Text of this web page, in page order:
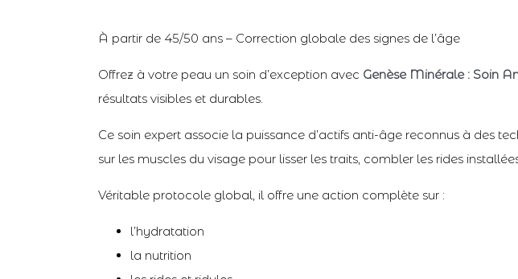
À partir de 45/50 ans – Correction globale des signes de l’âge
Offrez à votre peau un soin d’exception avec Genèse Minérale : Soin
résultats visibles et durables.
Ce soin expert associe la puissance d’actifs anti-âge reconnus à des
sur les muscles du visage pour lisser les traits, combler les rides
Véritable protocole global, il offre une action complète sur :
l’hydratation
la nutrition